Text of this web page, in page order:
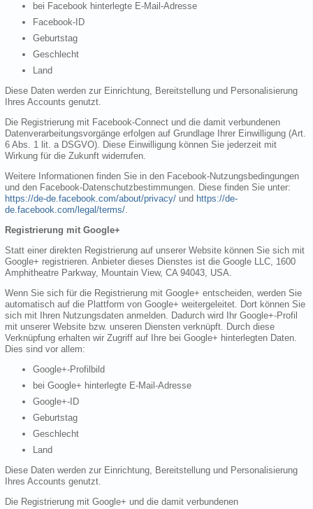
bei Facebook hinterlegte E-Mail-Adresse
Facebook-ID
Geburtstag
Geschlecht
Land
Diese Daten werden zur Einrichtung, Bereitstellung und Personalisierung
Ihres Accounts genutzt.
Die Registrierung mit Facebook-Connect und die damit verbundenen
Datenverarbeitungsvorgänge erfolgen auf Grundlage Ihrer Einwilligung (Art.
6 Abs. 1 lit. a DSGVO). Diese Einwilligung können Sie jederzeit mit
Wirkung für die Zukunft widerrufen.
Weitere Informationen finden Sie in den Facebook-Nutzungsbedingungen
und den Facebook-Datenschutzbestimmungen. Diese finden Sie unter:
https://de-de.facebook.com/about/privacy/ und https://de-
de.facebook.com/legal/terms/.
Registrierung mit Google+
Statt einer direkten Registrierung auf unserer Website können Sie sich mit
Google+ registrieren. Anbieter dieses Dienstes ist die Google LLC, 1600
Amphitheatre Parkway, Mountain View, CA 94043, USA.
Wenn Sie sich für die Registrierung mit Google+ entscheiden, werden Sie
automatisch auf die Plattform von Google+ weitergeleitet. Dort können Sie
sich mit Ihren Nutzungsdaten anmelden. Dadurch wird Ihr Google+-Profil
mit unserer Website bzw. unseren Diensten verknüpft. Durch diese
Verknüpfung erhalten wir Zugriff auf Ihre bei Google+ hinterlegten Daten.
Dies sind vor allem:
Google+-Profilbild
bei Google+ hinterlegte E-Mail-Adresse
Google+-ID
Geburtstag
Geschlecht
Land
Diese Daten werden zur Einrichtung, Bereitstellung und Personalisierung
Ihres Accounts genutzt.
Die Registrierung mit Google+ und die damit verbundenen